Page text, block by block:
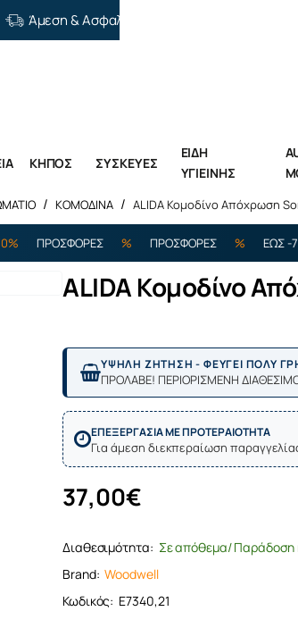
Άμεση & Ασφαλής Διανομή
ΚΗΠΟΣ ΣΥΣΚΕΥΕΣ
ΕΙΔΗ
ΥΓΙΕΙΝΗΣ
ΚΟΜΟΔΙΝΑ ALIDA Κομοδίνο Απόχρωση
% ΠΡΟΣΦΟΡΕΣ % ΕΩΣ -70%
ALIDA Κομοδίνο
ΥΨΗΛΗ ΖΗΤΗΣΗ - ΦΕΥΓΕΙ ΠΟΛΥ
ΠΡΟΛΑΒΕ! ΠΕΡΙΟΡΙΣΜΕΝΗ
ΕΠΕΞΕΡΓΑΣΙΑ ΜΕ ΠΡΟΤΕΡΑΙΟΤΗΤΑ
Για άμεση διεκπεραίωση
Διαθεσιμότητα: Σε απόθεμα/ Παράδοση
Brand: Woodwell
Κωδικός: Ε7340,21
37,00€